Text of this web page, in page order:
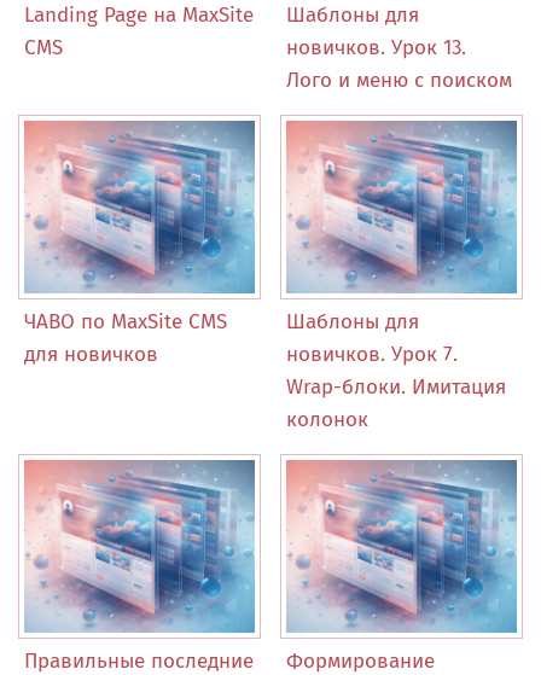
Landing Page на MaxSite
CMS
Шаблоны для
новичков. Урок 13.
Лого и меню с поиском
ЧАВО по MaxSite CMS
для новичков
Шаблоны для
новичков. Урок 7.
Wrap-блоки. Имитация
колонок
Правильные последние
Формирование